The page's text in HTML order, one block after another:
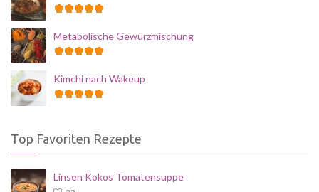
Metabolische Gewürzmischung
Kimchi nach Wakeup
Top Favoriten Rezepte
Linsen Kokos Tomatensuppe